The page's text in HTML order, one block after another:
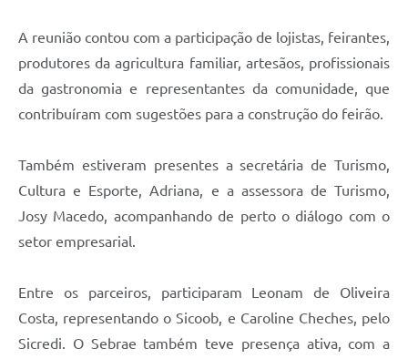
A reunião contou com a participação de lojistas, feirantes,
produtores da agricultura familiar, artesãos, profissionais
da gastronomia e representantes da comunidade, que
contribuíram com sugestões para a construção do feirão.
Também estiveram presentes a secretária de Turismo,
Cultura e Esporte, Adriana, e a assessora de Turismo,
Josy Macedo, acompanhando de perto o diálogo com o
setor empresarial.
Entre os parceiros, participaram Leonam de Oliveira
Costa, representando o Sicoob, e Caroline Cheches, pelo
Sicredi. O Sebrae também teve presença ativa, com a